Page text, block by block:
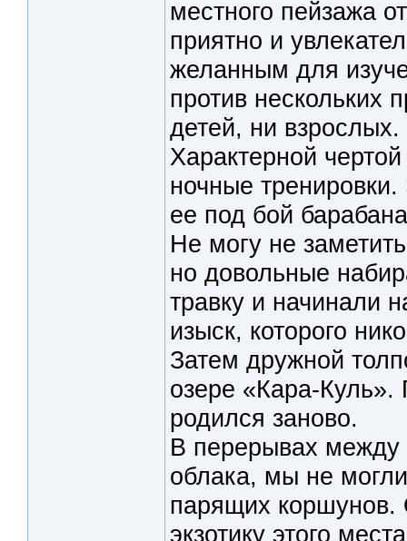
местного пейзажа
приятно и
желанным для
против нескольких
детей, ни взрослых.
Характерной
ночные
ее под бой
Не могу не
но довольные
травку и начинали
изыск, которого
Затем дружной
озере «Кара-Куль».
родился заново.
В перерывах между
облака, мы не
парящих коршунов.
экзотику этого